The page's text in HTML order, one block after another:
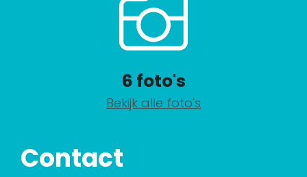
6 foto's
Bekijk alle foto's
Contact